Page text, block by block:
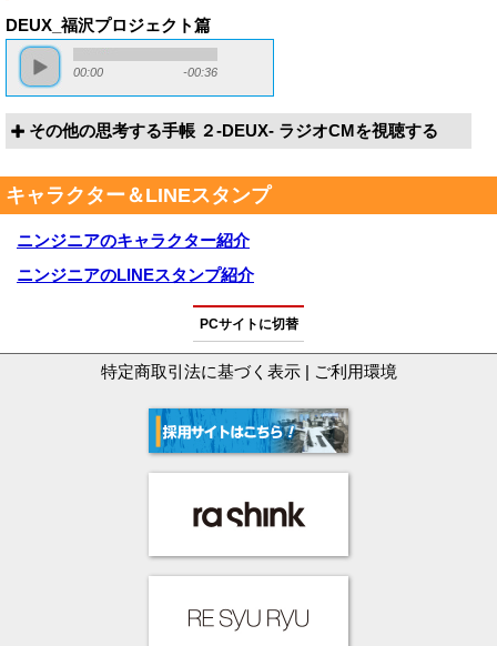
DEUX_福沢プロジェクト篇
00:00 -00:36
その他の思考する手帳 ２-DEUX- ラジオCMを視聴する
キャラクター＆LINEスタンプ
ニンジニアのキャラクター紹介
ニンジニアのLINEスタンプ紹介
PCサイトに切替
特定商取引法に基づく表示| ご利用環境